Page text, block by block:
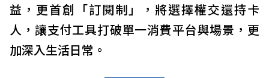
益，更首創「訂閱制」，將選擇權交還持卡
人，讓支付工具打破單一消費平台與場景，更
加深入生活日常。